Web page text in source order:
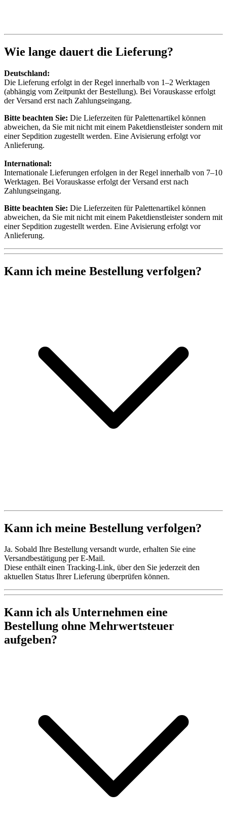
Wie lange dauert die Lieferung?
Deutschland:
Die Lieferung erfolgt in der Regel innerhalb von 1–2 Werktagen
(abhängig vom Zeitpunkt der Bestellung). Bei Vorauskasse erfolgt
der Versand erst nach Zahlungseingang.
Bitte beachten Sie: Die Lieferzeiten für Palettenartikel können
abweichen, da Sie mit nicht mit einem Paketdienstleister sondern mit
einer Sepdition zugestellt werden. Eine Avisierung erfolgt vor
Anlieferung.
International:
Internationale Lieferungen erfolgen in der Regel innerhalb von 7–10
Werktagen. Bei Vorauskasse erfolgt der Versand erst nach
Zahlungseingang.
Bitte beachten Sie: Die Lieferzeiten für Palettenartikel können
abweichen, da Sie mit nicht mit einem Paketdienstleister sondern mit
einer Sepdition zugestellt werden. Eine Avisierung erfolgt vor
Anlieferung.
Kann ich meine Bestellung verfolgen?
Kann ich meine Bestellung verfolgen?
Ja. Sobald Ihre Bestellung versandt wurde, erhalten Sie eine
Versandbestätigung per E-Mail.
Diese enthält einen Tracking-Link, über den Sie jederzeit den
aktuellen Status Ihrer Lieferung überprüfen können.
Kann ich als Unternehmen eine
Bestellung ohne Mehrwertsteuer
aufgeben?